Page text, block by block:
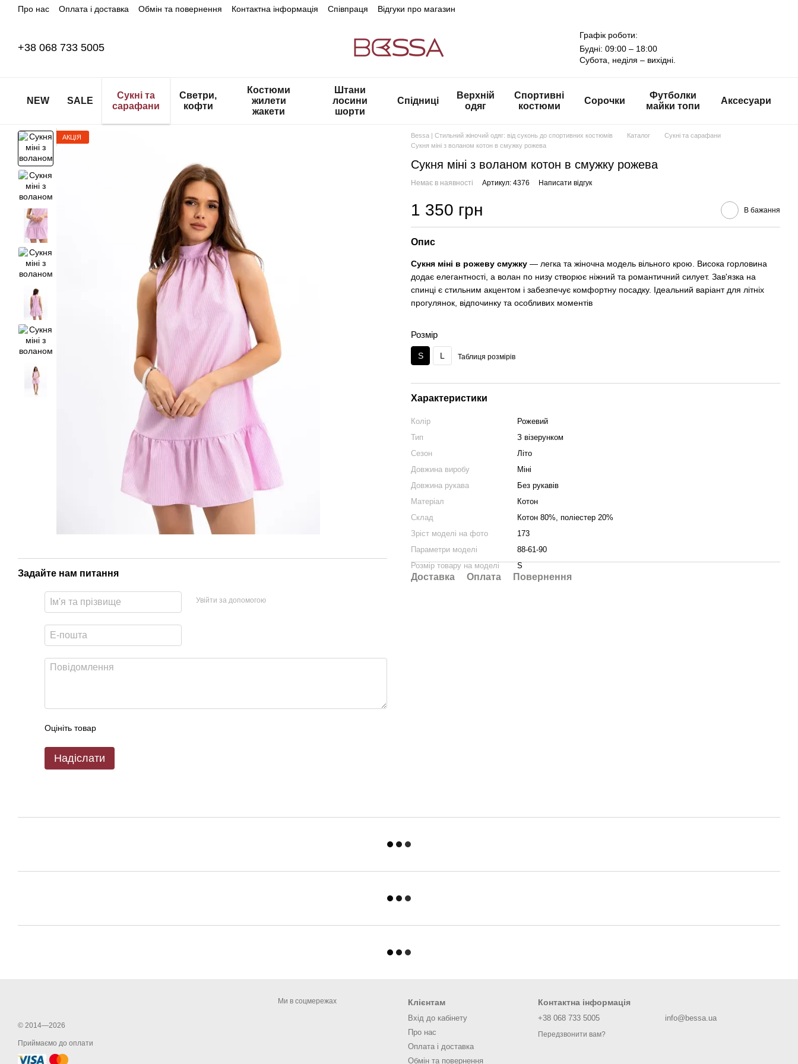
Перейти до основного контенту
Про нас Оплата і доставка Обмін та повернення Контактна інформація Співпраця Відгуки про магазин
+38 068 733 5005
Графік роботи:
Будні: 09:00 – 18:00
Субота, неділя – вихідні.
NEW SALE
Сукні та
сарафани
Светри,
кофти
Костюми
жилети
жакети
Штани
лосини
шорти
Спідниці
Верхній
одяг
Спортивні
костюми
Сорочки
Футболки
майки топи
Аксесуари
АКЦІЯ
Задайте нам питання
Увійти за допомогою
Оцініть товар
Надіслати
Bessa | Стильний жіночий одяг: від суконь до спортивних костюмів Каталог
Сукні та сарафани
Сукня міні з воланом котон в смужку рожева
Сукня міні з воланом котон в смужку рожева
Немає в наявності Артикул: 4376 Написати відгук
1 350 грн В бажання
Опис
Сукня міні в рожеву смужку — легка та жіночна модель вільного крою. Висока горловина
додає елегантності, а волан по низу створює ніжний та романтичний силует. Зав'язка на
спинці є стильним акцентом і забезпечує комфортну посадку. Ідеальний варіант для літніх
прогулянок, відпочинку та особливих моментів
Розмір
S L Таблиця розмірів
Характеристики
Колір
Рожевий
Тип
З візерунком
Сезон
Літо
Довжина виробу
Міні
Довжина рукава
Без рукавів
Матеріал
Котон
Склад
Котон 80%, поліестер 20%
Зріст моделі на фото
173
Параметри моделі
88-61-90
Розмір товару на моделі
S
Доставка Оплата Повернення
© 2014—2026
Приймаємо до оплати
Ми в соцмережах Клієнтам
Вхід до кабінету
Про нас
Оплата і доставка
Обмін та повернення
Контактна інформація
+38 068 733 5005
Передзвонити вам?
info@bessa.ua